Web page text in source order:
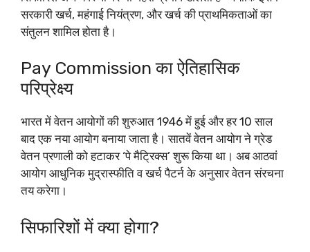
सरकारी खर्च, महंगाई नियंत्रण, और खर्च की प्राथमिकताओं का
संतुलन शामिल होता है।
Pay Commission का ऐतिहासिक
परिप्रेक्ष्य
भारत में वेतन आयोगों की शुरुआत 1946 में हुई और हर 10 साल
बाद एक नया आयोग बनाया जाता है। सातवें वेतन आयोग ने ग्रेड
वेतन प्रणाली को हटाकर ‘पे मैट्रिक्स’ शुरू किया था। अब आठवां
आयोग आधुनिक मुद्रास्फीति व खर्च पैटर्न के अनुसार वेतन संरचना
तय करेगा।​
सिफारिशों में क्या होगा?